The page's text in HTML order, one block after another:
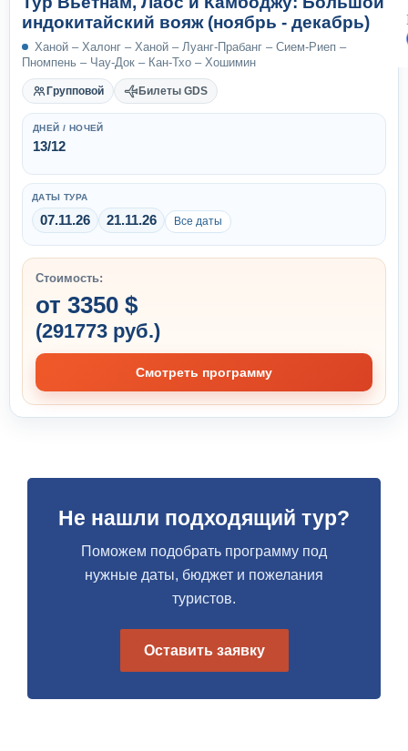
индокитайский вояж (ноябрь - декабрь)
Ханой – Халонг – Ханой – Луанг-Прабанг – Сием-Риеп –
Пномпень – Чау-Док – Кан-Тхо – Хошимин
Групповой Билеты GDS
ДНЕЙ / НОЧЕЙ
13/12
ДАТЫ ТУРА
07.11.26 21.11.26 Все даты
Стоимость:
от 3350 $
(291773 руб.)
Смотреть программу
Не нашли подходящий тур?
Поможем подобрать программу под
нужные даты, бюджет и пожелания
туристов.
Оставить заявку